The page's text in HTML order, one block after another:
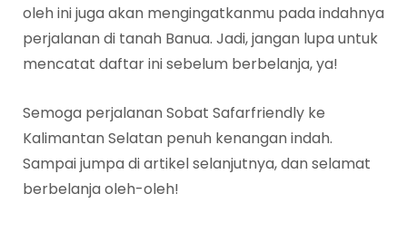
oleh ini juga akan mengingatkanmu pada indahnya
perjalanan di tanah Banua. Jadi, jangan lupa untuk
mencatat daftar ini sebelum berbelanja, ya!
Semoga perjalanan Sobat Safarfriendly ke
Kalimantan Selatan penuh kenangan indah.
Sampai jumpa di artikel selanjutnya, dan selamat
berbelanja oleh-oleh!